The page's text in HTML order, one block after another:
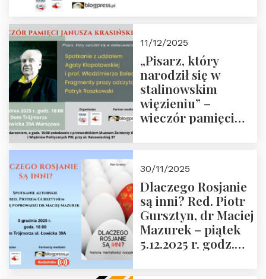
11/12/2025
„Pisarz, który
narodził się w
stalinowskim
więzieniu” –
wieczór pamięci
zwiedzanie
Muzeum Żołnierzy
Wyklętych i
Więźniów
Politycznych PRL o
godz. 16:00 – 19
30/11/2025
Dlaczego Rosjanie
są inni? Red. Piotr
Gursztyn, dr Maciej
Mazurek – piątek
5.12.2025 r. godz.